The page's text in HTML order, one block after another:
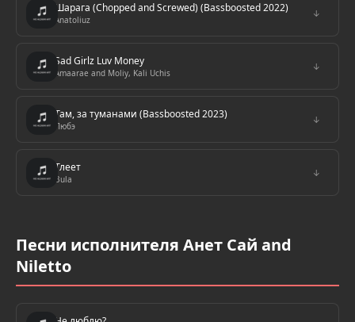
Шарага (Chopped and Screwed) (Bassboosted 2022)
Anatoliuz
↓
Sad Girlz Luv Money
Amaarae and Moliy, Kali Uchis
↓
Там, за туманами (Bassboosted 2023)
Любэ
↓
Тлеет
Bula
↓
Песни исполнителя Анет Сай and
Niletto